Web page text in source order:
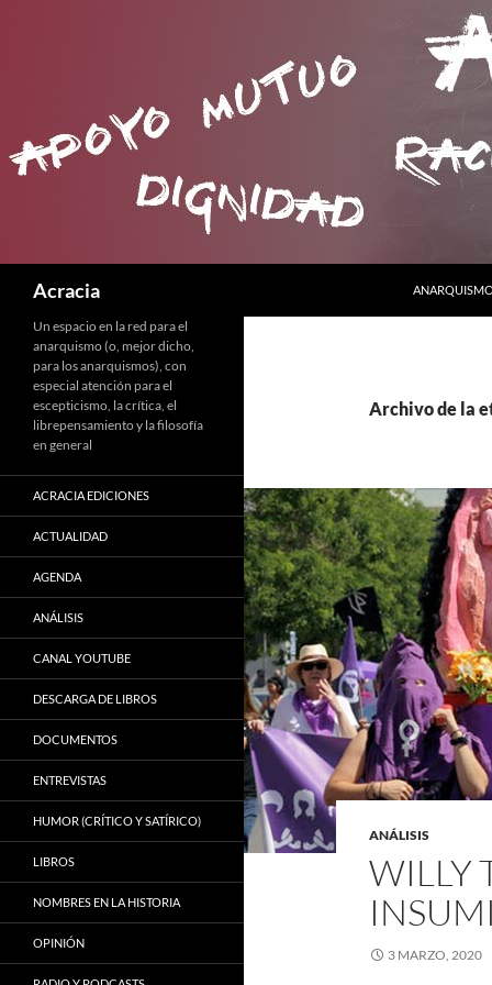
Acracia
Archivo de la
ANÁLISIS
WILLY
3 MARZO, 2020
Un espacio en la red para el
anarquismo (o, mejor dicho,
para los anarquismos), con
especial atención para el
escepticismo, la crítica, el
librepensamiento y la filosofía
en general
ACRACIA EDICIONES
ACTUALIDAD
AGENDA
ANÁLISIS
CANAL YOUTUBE
DESCARGA DE LIBROS
DOCUMENTOS
ENTREVISTAS
HUMOR (CRÍTICO Y SATÍRICO)
LIBROS
NOMBRES EN LA HISTORIA
OPINIÓN